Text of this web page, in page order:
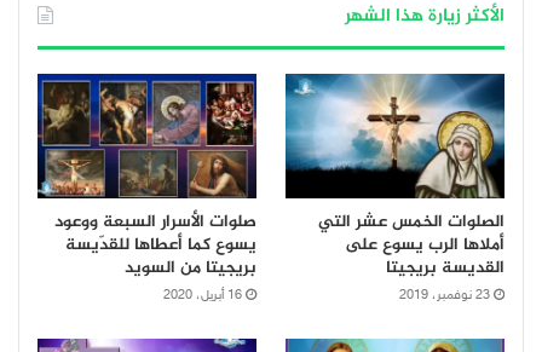
الأكثر زيارة هذا الشهر
الصلوات الخمس عشر التي
أملاها الرب يسوع على
القديسة بريجيتا
23 نوفمبر، 2019
صلوات الأسرار السبعة ووعود
يسوع كما أعطاها للقدّيسة
بريجيتا من السويد
16 أبريل، 2020